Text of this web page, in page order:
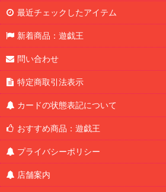
最近チェックしたアイテム
新着商品：遊戯王
問い合わせ
特定商取引法表示
カードの状態表記について
おすすめ商品：遊戯王
プライバシーポリシー
店舗案内